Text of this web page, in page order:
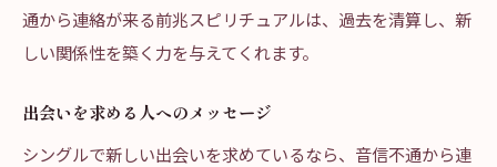
通から連絡が来る前兆スピリチュアルは、過去を清算し、新
しい関係性を築く力を与えてくれます。
出会いを求める人へのメッセージ
シングルで新しい出会いを求めているなら、音信不通から連